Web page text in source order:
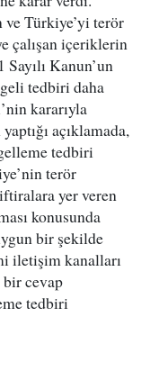
ve Türkiye’yi terör
çalışan içeriklerin
Kanun’un
tedbiri daha
kararıyla
açıklamada,
tedbiri
terör
yer veren
konusunda
bir şekilde
iletişim kanalları
bir cevap
tedbiri